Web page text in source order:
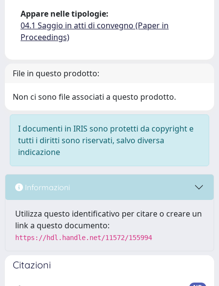
Appare nelle tipologie:
04.1 Saggio in atti di convegno (Paper in
Proceedings)
File in questo prodotto:
Non ci sono file associati a questo prodotto.
I documenti in IRIS sono protetti da copyright e
tutti i diritti sono riservati, salvo diversa
indicazione
Informazioni
Utilizza questo identificativo per citare o creare un
link a questo documento:
https://hdl.handle.net/11572/155994
Citazioni